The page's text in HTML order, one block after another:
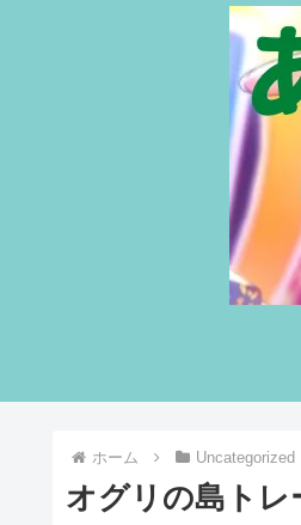
ホーム Uncategorized
オグリの島ト